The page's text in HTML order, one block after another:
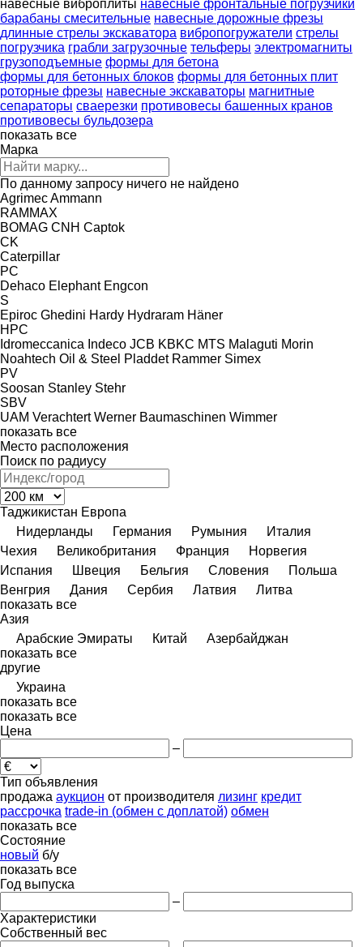
навесные виброплиты навесные фронтальные погрузчики
барабаны смесительные навесные дорожные фрезы
длинные стрелы экскаватора вибропогружатели стрелы
погрузчика грабли загрузочные тельферы электромагниты
грузоподъемные формы для бетона
формы для бетонных блоков формы для бетонных плит
роторные фрезы навесные экскаваторы магнитные
сепараторы сваерезки противовесы башенных кранов
противовесы бульдозера
показать все
Марка
По данному запросу ничего не найдено
AgrimecAmmann
RAMMAX
BOMAG CNH Captok
CK
Caterpillar
PC
Dehaco Elephant Engcon
S
Epiroc Ghedini Hardy Hydraram Häner
HPC
Idromeccanica Indeco JCB KBKC MTS Malaguti Morin
Noahtech Oil & Steel Pladdet Rammer Simex
PV
Soosan Stanley Stehr
SBV
UAM Verachtert Werner Baumaschinen Wimmer
показать все
Место расположения
Поиск по радиусу
Таджикистан Европа
Нидерланды
Германия Румыния
Италия
Чехия
Великобритания Франция
Норвегия
Испания
Швеция Бельгия Словения
Польша
Венгрия
Дания Сербия Латвия
Литва
показать все
Азия
Арабские Эмираты
Китай
Азербайджан
показать все
другие
Украина
показать все
показать все
Цена
–
Тип объявления
продажа аукцион от производителя лизинг кредит
рассрочка trade-in (обмен с доплатой) обмен
показать все
Состояние
новый б/у
показать все
Год выпуска
–
Характеристики
Собственный вес